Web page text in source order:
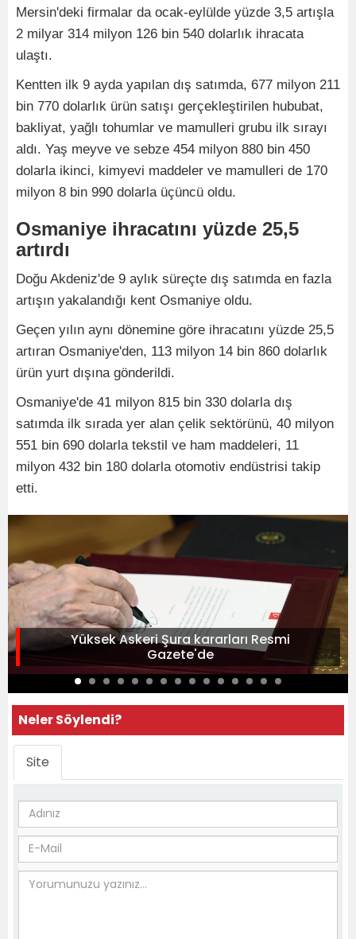
Mersin'deki firmalar da ocak-eylülde yüzde 3,5 artışla
2 milyar 314 milyon 126 bin 540 dolarlık ihracata
ulaştı.
Kentten ilk 9 ayda yapılan dış satımda, 677 milyon 211
bin 770 dolarlık ürün satışı gerçekleştirilen hububat,
bakliyat, yağlı tohumlar ve mamulleri grubu ilk sırayı
aldı. Yaş meyve ve sebze 454 milyon 880 bin 450
dolarla ikinci, kimyevi maddeler ve mamulleri de 170
milyon 8 bin 990 dolarla üçüncü oldu.
Osmaniye ihracatını yüzde 25,5
artırdı
Doğu Akdeniz'de 9 aylık süreçte dış satımda en fazla
artışın yakalandığı kent Osmaniye oldu.
Geçen yılın aynı dönemine göre ihracatını yüzde 25,5
artıran Osmaniye'den, 113 milyon 14 bin 860 dolarlık
ürün yurt dışına gönderildi.
Osmaniye'de 41 milyon 815 bin 330 dolarla dış
satımda ilk sırada yer alan çelik sektörünü, 40 milyon
551 bin 690 dolarla tekstil ve ham maddeleri, 11
milyon 432 bin 180 dolarla otomotiv endüstrisi takip
etti.
Yüksek Askeri Şura kararları Resmi
Gazete'de
Neler Söylendi?
Site